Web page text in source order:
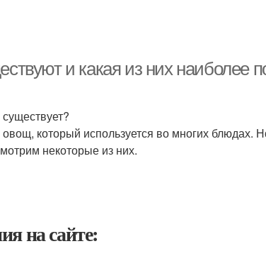
и какая из них наиболее
который используется во многих блюдах.
некоторые из них.
на сайте: